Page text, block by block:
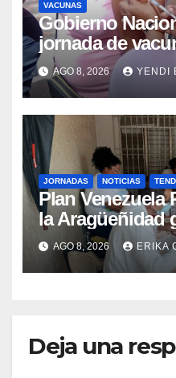
VACUNAS
Gobierno
jornada de
Guaira para
epidemiológica
AGO 8, 2026 YENDI
JORNADAS NOTICIAS
Plan Venezuela
la Aragüeñidad
atención
Aragua
AGO 8, 2026 ERIKA
Deja una